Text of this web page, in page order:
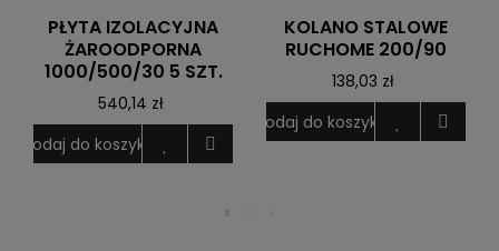
PŁYTA IZOLACYJNA
ŻAROODPORNA
1000/500/30 5 SZT.
540,14 zł
Dodaj do koszyka
KOLANO STALOWE
RUCHOME 200/90
138,03 zł
Dodaj do koszyka